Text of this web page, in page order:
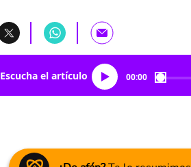
Escucha el artículo 00:00